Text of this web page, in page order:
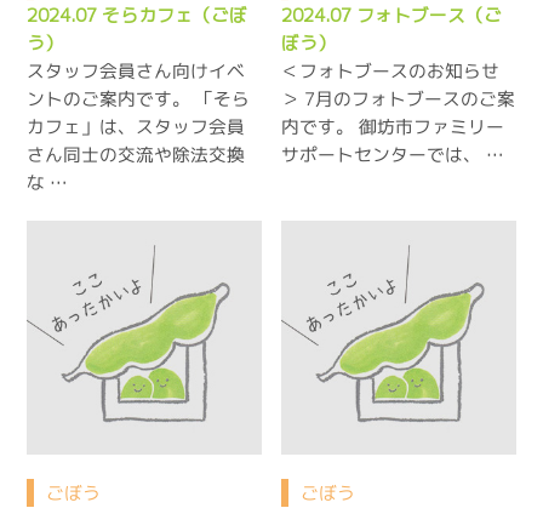
2024.07 そらカフェ（ごぼ
う）
スタッフ会員さん向けイベ
ントのご案内です。 「そら
カフェ」は、スタッフ会員
さん同士の交流や除法交換
な …
2024.07 フォトブース（ご
ぼう）
＜フォトブースのお知らせ
＞ 7月のフォトブースのご案
内です。 御坊市ファミリー
サポートセンターでは、 …
ごぼう ごぼう